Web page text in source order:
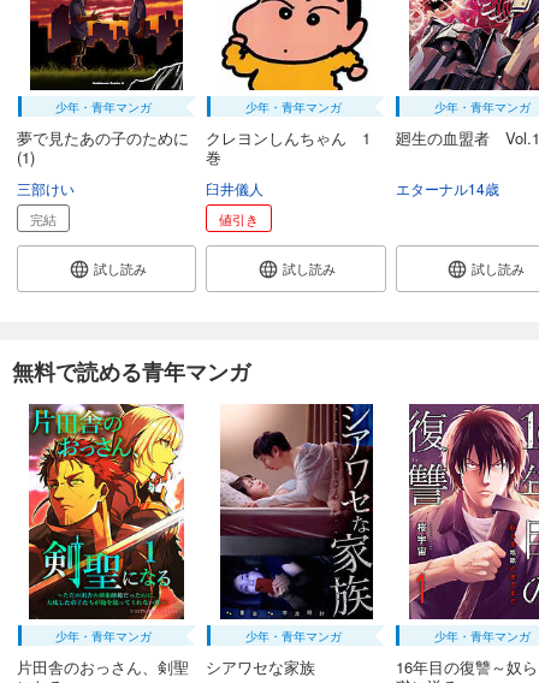
少年・青年マンガ
夢で見たあの子のために
(1)
三部けい
完結
試し読み
少年・青年マンガ
クレヨンしんちゃん 1
巻
臼井儀人
値引き
試し読み
少年・青年マンガ
廻生の血盟者 Vol.1
エターナル14歳
試し読み
無料で読める青年マンガ
少年・青年マンガ
片田舎のおっさん、剣聖
少年・青年マンガ
シアワセな家族
少年・青年マンガ
16年目の復讐～奴